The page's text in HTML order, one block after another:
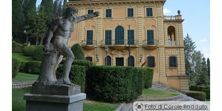
Foto di Carole Raddato.